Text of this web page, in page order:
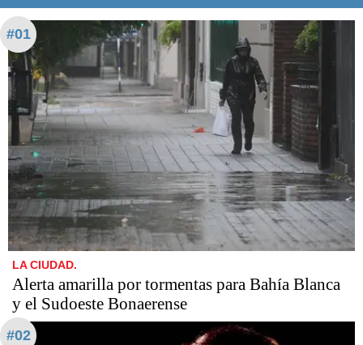
#01
LA CIUDAD.
Alerta amarilla por tormentas para Bahía Blanca
y el Sudoeste Bonaerense
#02